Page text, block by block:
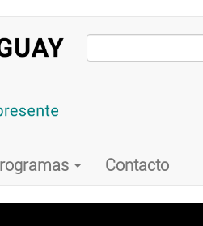
Contacto